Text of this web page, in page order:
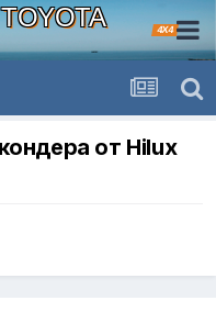
4X4
от Hilux